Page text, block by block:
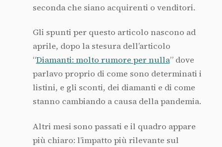
seconda che siano acquirenti o venditori.
Gli spunti per questo articolo nascono ad
aprile, dopo la stesura dell’articolo
“Diamanti: molto rumore per nulla” dove
parlavo proprio di come sono determinati i
listini, e gli sconti, dei diamanti e di come
stanno cambiando a causa della pandemia.
Altri mesi sono passati e il quadro appare
più chiaro: l’impatto più rilevante sul